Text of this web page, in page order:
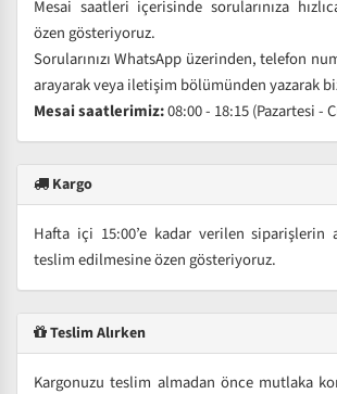
Mesai saatleri içerisinde sorularınıza
özen gösteriyoruz.
Sorularınızı WhatsApp üzerinden, telefon
arayarak veya iletişim bölümünden yazarak
Mesai saatlerimiz:08:00 - 18:15 (Pazartesi -
Kargo
Hafta içi 15:00’e kadar verilen siparişlerin
teslim edilmesine özen gösteriyoruz.
Teslim Alırken
Kargonuzu teslim almadan önce mutlaka